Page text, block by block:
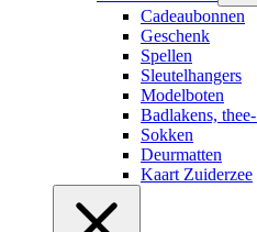
Cadeaubonnen
Geschenk
Spellen
Sleutelhangers
Modelboten
Badlakens,
Sokken
Deurmatten
Kaart Zuiderzee